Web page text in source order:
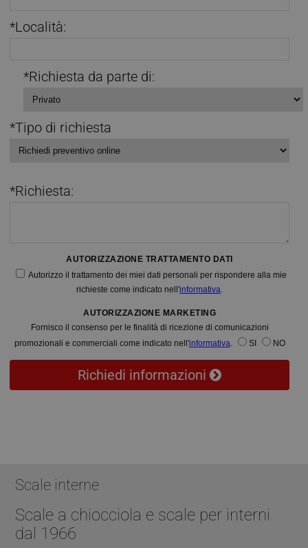
*Località:
*Richiesta da parte di:
*Tipo di richiesta
*Richiesta:
AUTORIZZAZIONE TRATTAMENTO DATI
Autorizzo il trattamento dei miei dati personali per rispondere alla mie
richieste come indicato nell'informativa.
AUTORIZZAZIONE MARKETING
Fornisco il consenso per le finalità di ricezione di comunicazioni
promozionali e commerciali come indicato nell'informativa. SI NO
Richiedi informazioni
Scale interne
Scale a chiocciola e scale per interni
dal 1966